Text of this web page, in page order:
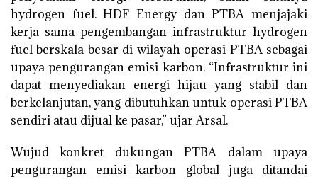
hydrogen fuel. HDF Energy dan PTBA menjajaki
kerja sama pengembangan infrastruktur hydrogen
fuel berskala besar di wilayah operasi PTBA sebagai
upaya pengurangan emisi karbon. “Infrastruktur ini
dapat menyediakan energi hijau yang stabil dan
berkelanjutan, yang dibutuhkan untuk operasi PTBA
sendiri atau dijual ke pasar,” ujar Arsal.
Wujud konkret dukungan PTBA dalam upaya
pengurangan emisi karbon global juga ditandai